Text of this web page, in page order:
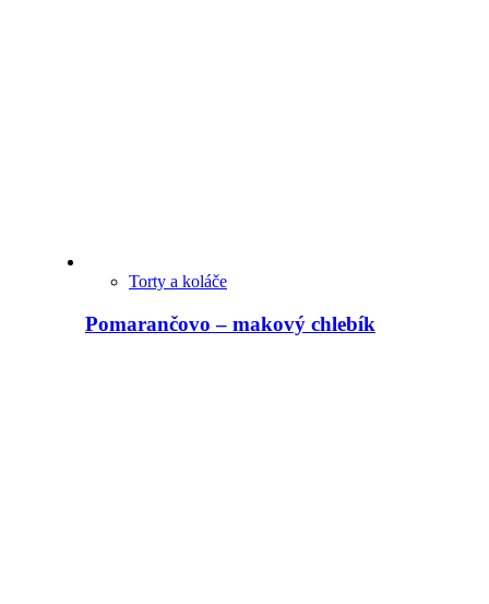
Torty a koláče
Pomarančovo – makový chlebík